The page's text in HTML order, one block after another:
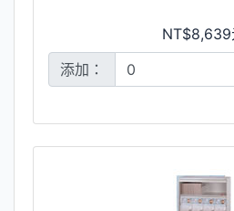
NT$8,639
添加：